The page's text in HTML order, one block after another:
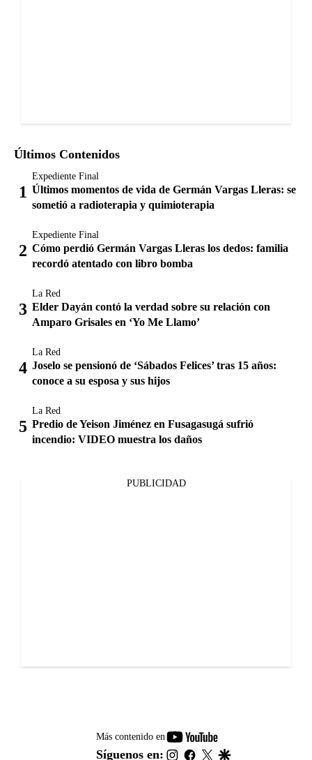
Últimos Contenidos
Expediente Final
Últimos momentos de vida de Germán Vargas Lleras: se
sometió a radioterapia y quimioterapia
Expediente Final
Cómo perdió Germán Vargas Lleras los dedos: familia
recordó atentado con libro bomba
La Red
Elder Dayán contó la verdad sobre su relación con
Amparo Grisales en ‘Yo Me Llamo’
La Red
Joselo se pensionó de ‘Sábados Felices’ tras 15 años:
conoce a su esposa y sus hijos
La Red
Predio de Yeison Jiménez en Fusagasugá sufrió
incendio: VIDEO muestra los daños
PUBLICIDAD
Más contenido en
youtube-
footer
Síguenos en: instagram
facebook
twitter